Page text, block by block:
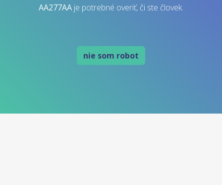
AA277AA je potrebné overiť, či ste človek.
nie som robot